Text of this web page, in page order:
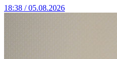
18:38 / 05.08.2026